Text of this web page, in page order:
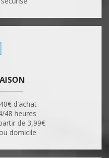
d'achat
48 heures
de 3,99€
domicile